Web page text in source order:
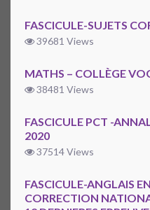
FASCICULE-SUJETS
39681 Views
MATHS – COLLÈGE
38481 Views
FASCICULE PCT -
2020
37514 Views
FASCICULE-ANGLAIS
CORRECTION